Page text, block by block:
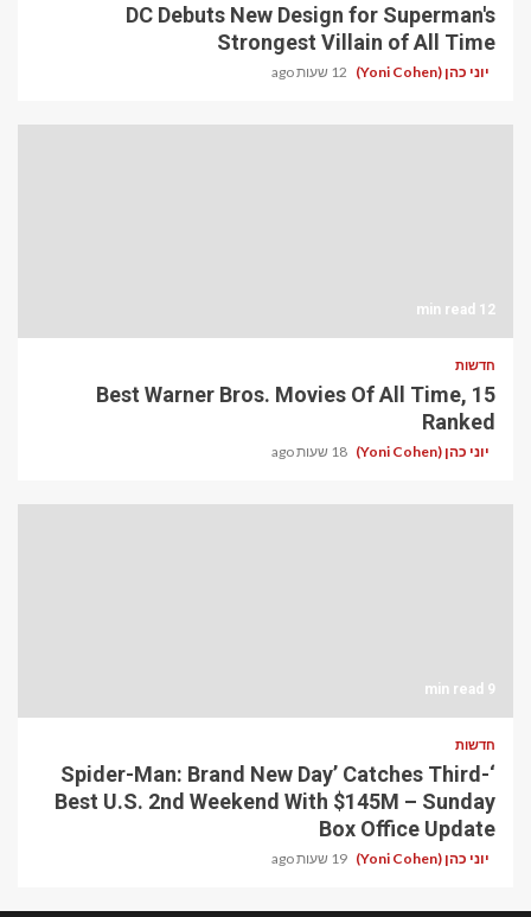
DC Debuts New Design for Superman's
Strongest Villain of All Time
יוני כהן (Yoni Cohen) 12 שעות ago
12 min read
חדשות
15 Best Warner Bros. Movies Of All Time,
Ranked
יוני כהן (Yoni Cohen) 18 שעות ago
9 min read
חדשות
‘Spider-Man: Brand New Day’ Catches Third-
Best U.S. 2nd Weekend With $145M – Sunday
Box Office Update
יוני כהן (Yoni Cohen) 19 שעות ago